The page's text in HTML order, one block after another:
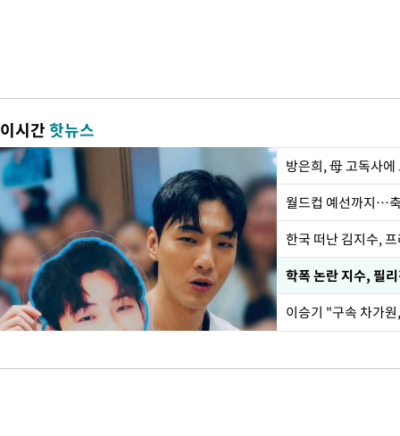
이시간핫뉴스
방은희, 母 고독사
월드컵 예선까지…
한국 떠난 김지수,
학폭 논란 지수, 필
이승기 "구속 차가